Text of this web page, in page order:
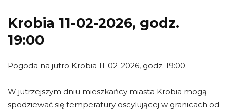
Krobia 11-02-2026, godz.
19:00
Pogoda na jutro Krobia 11-02-2026, godz. 19:00.
W jutrzejszym dniu mieszkańcy miasta Krobia mogą
spodziewać się temperatury oscylującej w granicach od